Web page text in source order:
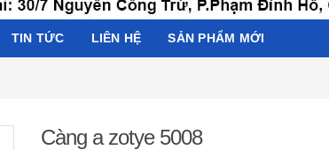
TIN TỨC LIÊN HỆ SẢN PHẨM MỚI
Càng a zotye 5008